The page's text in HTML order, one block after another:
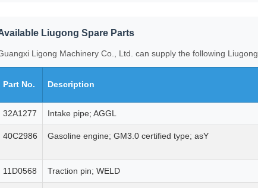
Liugong Spare Parts
Ligong Machinery Co., Ltd. can supply the following
Part No. Description
32A1277 Intake pipe; AGGL
40C2986 Gasoline engine; GM3.0 certified type; asY
11D0568 Traction pin; WELD